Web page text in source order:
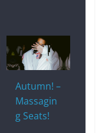
Autumn! –
Massagin
g Seats!